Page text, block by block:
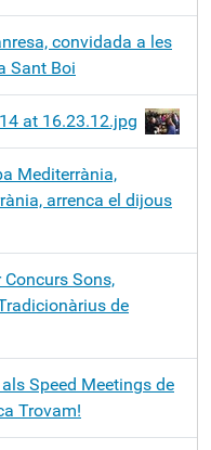
convidada a les
Sant Boi
at 16.23.12.jpg
Mediterrània,
arrenca el dijous
Sons,
de
Speed Meetings de
Trovam!